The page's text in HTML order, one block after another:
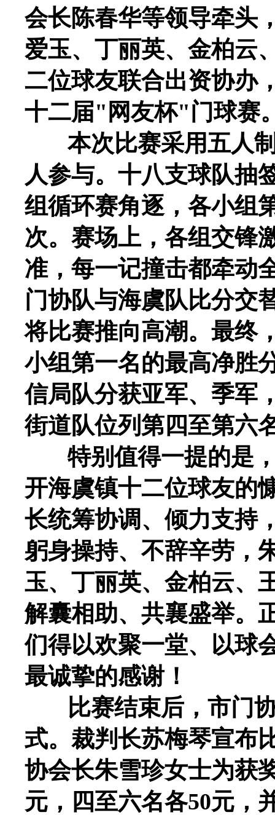
会长陈春华等领导牵头
爱玉、丁丽英、金柏云
二位球友联合出资协办
十二届"网友杯"门球赛
本次比赛采用五人制
人参与。十八支球队抽
组循环赛角逐，各小组
次。赛场上，各组交锋
准，每一记撞击都牵动
门协队与海虞队比分交
将比赛推向高潮。最终
小组第一名的最高净胜
信局队分获亚军、季军
街道队位列第四至第六
特别值得一提的是，
开海虞镇十二位球友的
长统筹协调、倾力支持
躬身操持、不辞辛劳，
玉、丁丽英、金柏云、
解囊相助、共襄盛举。
们得以欢聚一堂、以球
最诚挚的感谢！
比赛结束后，市门协
式。裁判长苏梅琴宣布
协会长朱雪珍女士为
元，四至六名各50元，